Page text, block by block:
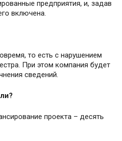
предприятия, и, задав
включена.
то есть с нарушением
При этом компания будет
сведений.
проекта – десять